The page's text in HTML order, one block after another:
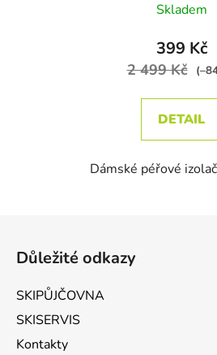
Skladem
399 Kč
2 499 Kč
DETAIL
Dámské péřové
Důležité odkazy
SKIPŮJČOVNA
SKISERVIS
Kontakty